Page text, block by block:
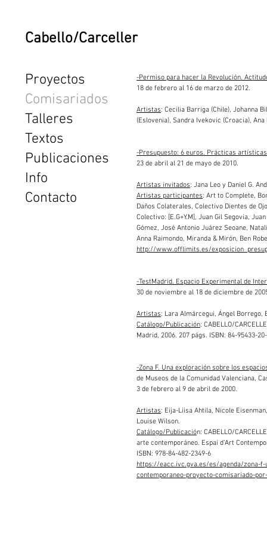
Cabello/Carceller
Proyectos
Comisariados
Talleres
Textos
Publicaciones
Info
Contacto
-Permiso para hacer la Revolución.
18 de febrero al 16 de marzo de 2012.
Artistas: Cecilia Barriga (Chile), Johanna
(Eslovenia), Sandra Ivekovic (Croacia),
-Presupuesto: 6 euros. Prácticas
23 de abril al 21 de mayo de 2010.
Artistas invitados: Jana Leo y Daniel G.
Artistas participantes: Art to Complete,
Daños Colaterales, Colectivo Dientes de
Colectivo: [E.G+Y.M], Juan Gil Segovia,
Gómez, José Antonio Juárez Seoane,
Anna Raimondo, Miranda & Mirón, Ben
http://www.offlimits.es/
-TestMadrid. Espacio Experimental de
30 de noviembre al 18 de diciembre de
Artistas: Lara Almárcegui, Ángel Borrego,
Catálogo/Publicación: CABELLO/
Madrid, 2006. 207 págs. ISBN: 84-95433-
-Zona F. Una exploración sobre los
de Museos de la Comunidad Valenciana,
3 de febrero al 9 de abril de 2000.
Artistas: Eija-Liisa Ahtila, Nicole
Louise Wilson.
Catálogo/Publicación: CABELLO/
arte contemporáneo. Espai d’Art
ISBN: 978-84-482-2349-6
https://eacc.ivc.gva.es/es/agenda/zona-
contemporaneo-proyecto-comisariado-